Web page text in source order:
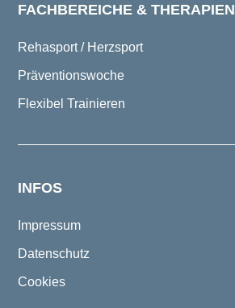
FACHBEREICHE & THERAPIEN
Rehasport / Herzsport
Präventionswoche
Flexibel Trainieren
INFOS
Impressum
Datenschutz
Cookies